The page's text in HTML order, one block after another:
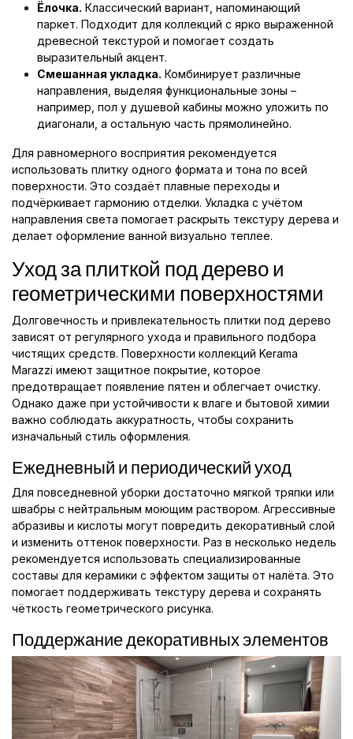
Ёлочка. Классический вариант, напоминающий
паркет. Подходит для коллекций с ярко выраженной
древесной текстурой и помогает создать
выразительный акцент.
Смешанная укладка. Комбинирует различные
направления, выделяя функциональные зоны –
например, пол у душевой кабины можно уложить по
диагонали, а остальную часть прямолинейно.
Для равномерного восприятия рекомендуется
использовать плитку одного формата и тона по всей
поверхности. Это создаёт плавные переходы и
подчёркивает гармонию отделки. Укладка с учётом
направления света помогает раскрыть текстуру дерева и
делает оформление ванной визуально теплее.
Уход за плиткой под дерево и
геометрическими поверхностями
Долговечность и привлекательность плитки под дерево
зависят от регулярного ухода и правильного подбора
чистящих средств. Поверхности коллекций Kerama
Marazzi имеют защитное покрытие, которое
предотвращает появление пятен и облегчает очистку.
Однако даже при устойчивости к влаге и бытовой химии
важно соблюдать аккуратность, чтобы сохранить
изначальный стиль оформления.
Ежедневный и периодический уход
Для повседневной уборки достаточно мягкой тряпки или
швабры с нейтральным моющим раствором. Агрессивные
абразивы и кислоты могут повредить декоративный слой
и изменить оттенок поверхности. Раз в несколько недель
рекомендуется использовать специализированные
составы для керамики с эффектом защиты от налёта. Это
помогает поддерживать текстуру дерева и сохранять
чёткость геометрического рисунка.
Поддержание декоративных элементов